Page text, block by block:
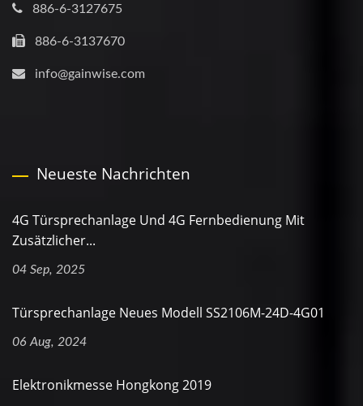
886-6-3127675
886-6-3137670
info@gainwise.com
Neueste Nachrichten
4G Türsprechanlage Und 4G Fernbedienung Mit
Zusätzlicher...
04 Sep, 2025
Türsprechanlage Neues Modell SS2106M-24D-4G01
06 Aug, 2024
Elektronikmesse Hongkong 2019